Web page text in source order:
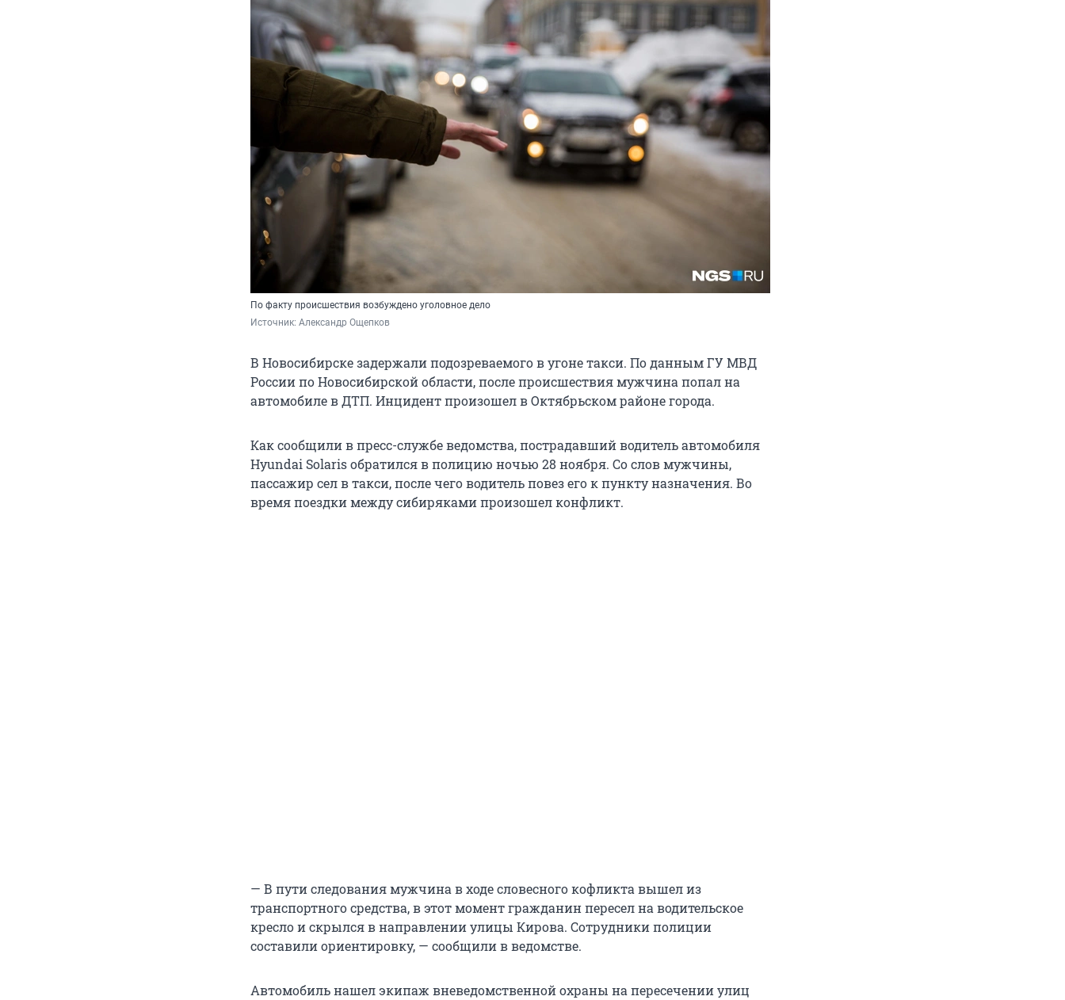
По факту происшествия возбуждено уголовное дело
Источник: Александр Ощепков
В Новосибирске задержали подозреваемого в угоне такси. По данным ГУ МВД
России по Новосибирской области, после происшествия мужчина попал на
автомобиле в ДТП. Инцидент произошел в Октябрьском районе города.
Как сообщили в пресс-службе ведомства, пострадавший водитель автомобиля
Hyundai Solaris обратился в полицию ночью 28 ноября. Со слов мужчины,
пассажир сел в такси, после чего водитель повез его к пункту назначения. Во
время поездки между сибиряками произошел конфликт.
— В пути следования мужчина в ходе словесного кофликта вышел из
транспортного средства, в этот момент гражданин пересел на водительское
кресло и скрылся в направлении улицы Кирова. Сотрудники полиции
составили ориентировку, — сообщили в ведомстве.
Автомобиль нашел экипаж вневедомственной охраны на пересечении улиц